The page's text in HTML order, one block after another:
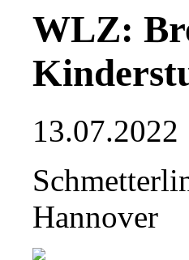
WLZ:
13.07.2022
Hannover